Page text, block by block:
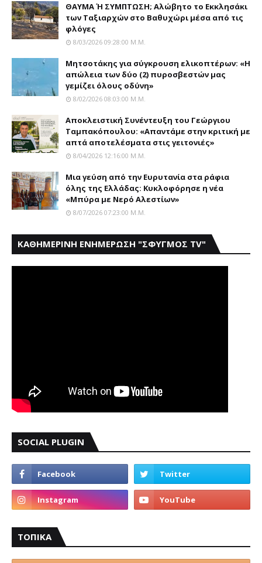
ΘΑΥΜΑ Ή ΣΥΜΠΤΩΣΗ; Aλώβητο το Eκκλησάκι
των Tαξιαρχών στο Bαθυχώρι μέσα από τις
φλόγες
8/03/2026 09:28:00 Μ.μ.
Μητσοτάκης για σύγκρουση ελικοπτέρων: «Η
απώλεια των δύο (2) πυροσβεστών μας
γεμίζει όλους οδύνη»
8/02/2026 08:03:00 Μ.μ.
Αποκλειστική Συνέντευξη του Γεώργιου
Ταμπακόπουλου: «Απαντάμε στην κριτική με
απτά αποτελέσματα στις γειτονιές»
8/04/2026 12:16:00 Μ.μ.
Mια γεύση από την Eυρυτανία στα ράφια
όλης της Ελλάδας: Κυκλοφόρησε η νέα
«Μπύρα με Nερό Aλεστίων»
8/07/2026 07:23:00 Μ.μ.
ΚΑΘΗΜΕΡΙΝΗ ΕΝΗΜΕΡΩΣΗ "ΣΦΥΓΜΟΣ TV"
SOCIAL PLUGIN
ΤΟΠΙΚΑ